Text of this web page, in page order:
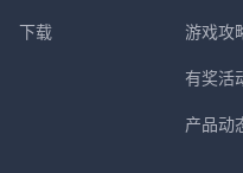
下载 游戏攻
有奖活
产品动